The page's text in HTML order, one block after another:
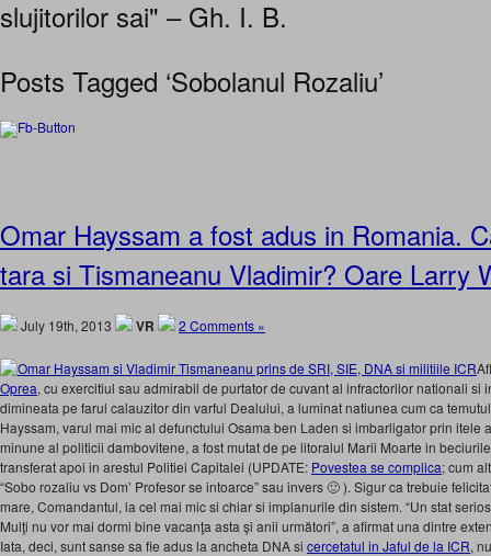
slujitorilor sai" – Gh. I. B.
Posts Tagged ‘Sobolanul Rozaliu’
Omar Hayssam a fost adus in Romania.
tara si Tismaneanu Vladimir? Oare Larry
July 19th, 2013 VR 2 Comments »
Oprea, cu exercitiul sau admirabil de purtator de cuvant al infractorilor nationali si
dimineata pe farul calauzitor din varful Dealului, a luminat natiunea cum ca
Hayssam, varul mai mic al defunctului Osama ben Laden si imbarligator prin itele
minune al politicii dambovitene, a fost mutat de pe litoralul Marii Moarte in
transferat apoi in arestul Politiei Capitalei (UPDATE: Povestea se complica; cum
“Sobo rozaliu vs Dom’ Profesor se intoarce” sau invers 🙂 ). Sigur ca trebuie
mare, Comandantul, la cel mai mic si chiar si implanurile din sistem. “Un stat
Mulţi nu vor mai dormi bine vacanţa asta şi anii următori”, a afirmat una dintre
Iata, deci, sunt sanse sa fie adus la ancheta DNA si cercetatul in Jaful de la ICR,